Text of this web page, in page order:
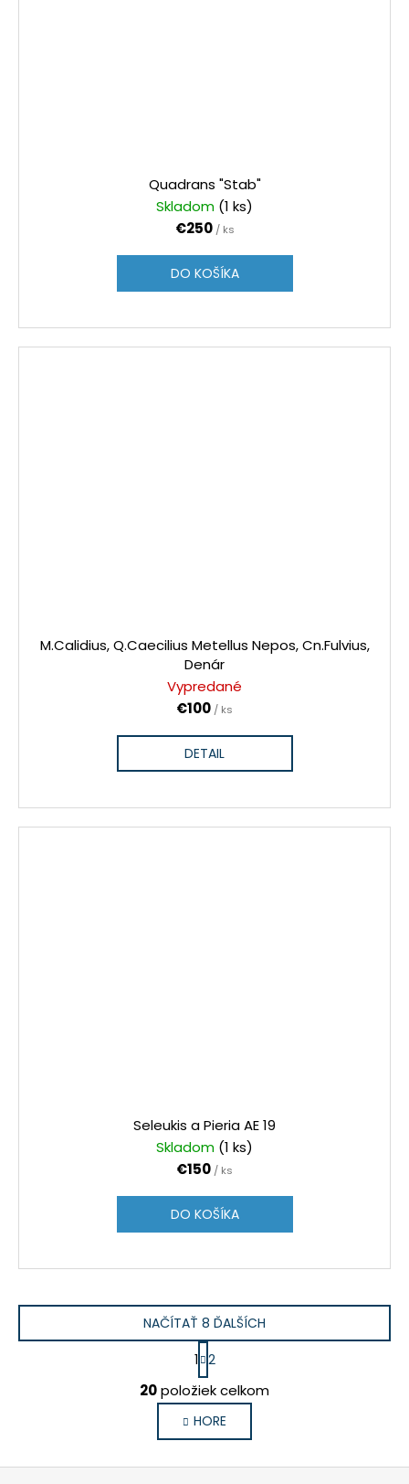
Quadrans "Stab"
Skladom (1 ks)
€250 / ks
DO KOŠÍKA
M.Calidius, Q.Caecilius Metellus Nepos, Cn.Fulvius,
Denár
Vypredané
€100 / ks
DETAIL
Seleukis a Pieria AE 19
Skladom (1 ks)
€150 / ks
DO KOŠÍKA
O
v
l
á
d
NAČÍTAŤ 8 ĎALŠÍCH
S
t
r
á
n
k
v
1 2
20položiek celkom
HORE